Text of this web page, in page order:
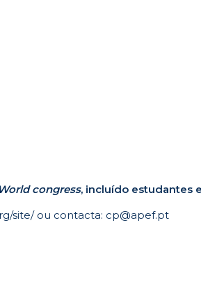
congress, incluído estudantes
site/ou contacta: cp@apef.pt